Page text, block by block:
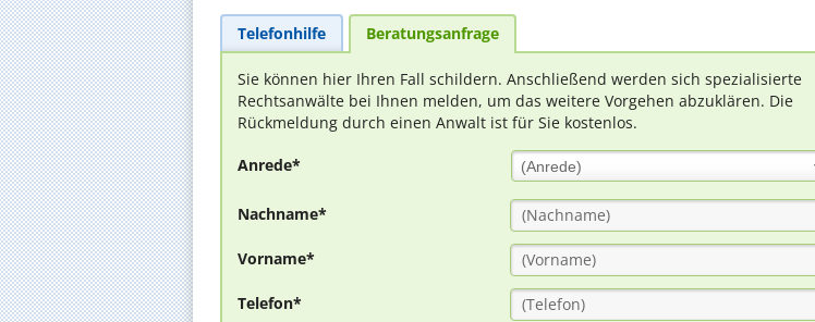
Telefonhilfe Beratungsanfrage
Sie können hier Ihren Fall schildern. Anschließend werden sich spezialisierte
Rechtsanwälte bei Ihnen melden, um das weitere Vorgehen abzuklären. Die
Rückmeldung durch einen Anwalt ist für Sie kostenlos.
Anrede* (Anrede)
Nachname*
Vorname*
Telefon*